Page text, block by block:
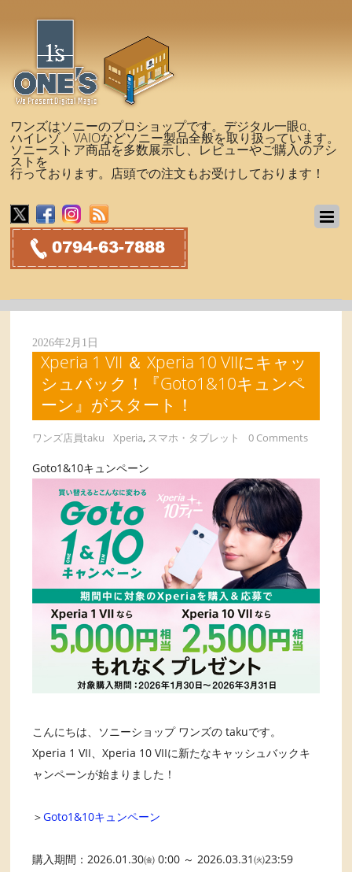
ワンズはソニーのプロショップです。デジタル一眼α、
ハイレゾ、VAIOなどソニー製品全般を取り扱っています。
ソニーストア商品を多数展示し、レビューやご購入のアシ
ストを
行っております。店頭での注文もお受けしております！
2026年2月1日
Xperia 1 VII ＆ Xperia 10 VIIにキャッ
シュバック！『Goto1&10キュンペ
ーン』がスタート！
ワンズ店員taku Xperia, スマホ・タブレット 0 Comments
Goto1&10キュンペーン
こんにちは、ソニーショップ ワンズの takuです。
Xperia 1 VII、Xperia 10 VIIに新たなキャッシュバックキ
ャンペーンが始まりました！
＞Goto1&10キュンペーン
購入期間：2026.01.30㈮ 0:00 ～ 2026.03.31㈫23:59